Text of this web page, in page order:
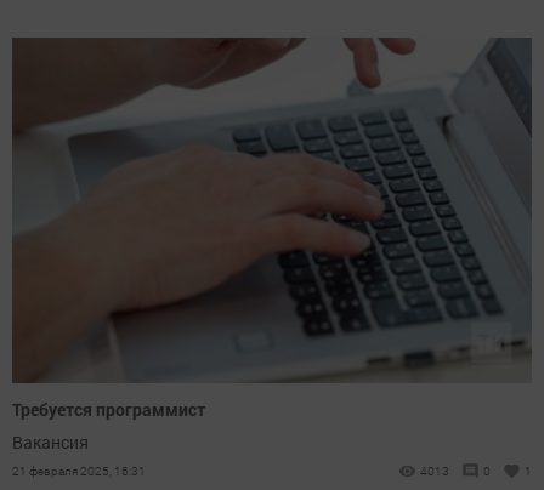
Требуется программист
Вакансия
21 февраля 2025, 16:31 4013 0 1